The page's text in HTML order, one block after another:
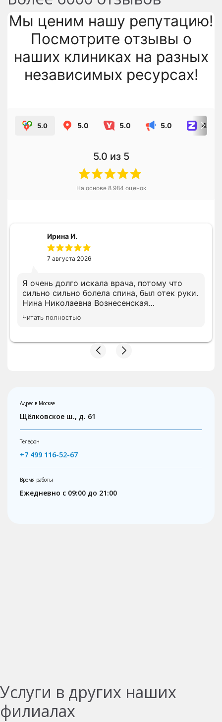
Мы ценим нашу репутацию!
Посмотрите отзывы о
наших клиниках на разных
независимых ресурсах!
5.0 5.0 5.0 5.0 4.8
5.0 из 5
На основе 8 984 оценок
Ирина И.
7 августа 2026
Я очень долго искала врача, потому что
сильно сильно болела спина, был отек руки.
Нина Николаевна Вознесенская
профессионал своего дела и очень
грамотный доктор. Сразу доктор назначила
после окончания лечения
Читать полностью
Адрес в Москве
Щёлковское ш., д. 61
Телефон
+7 499 116-52-67
Время работы
Ежедневно с 09:00 до 21:00
Услуги в других наших
филиалах